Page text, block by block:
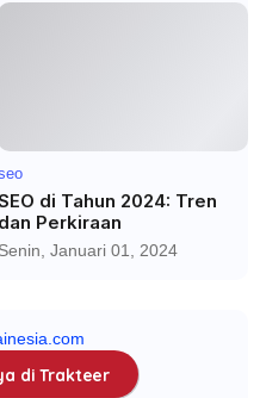
di Tahun 2024: Tren
dan Perkiraan
Senin, Januari 01, 2024
di Trakteer